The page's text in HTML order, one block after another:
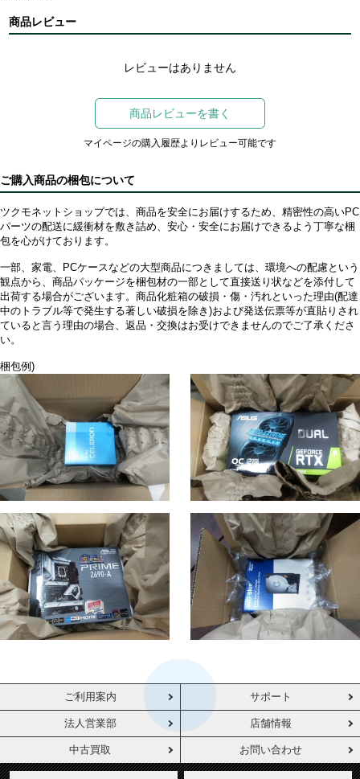
商品レビュー
レビューはありません
商品レビューを書く
マイページの購入履歴よりレビュー可能です
ご購入商品の梱包について
ツクモネットショップでは、商品を安全にお届けするため、精密性の高いPC
パーツの配送に緩衝材を敷き詰め、安心・安全にお届けできるよう丁寧な梱
包を心がけております。
一部、家電、PCケースなどの大型商品につきましては、環境への配慮という
観点から、商品パッケージを梱包材の一部として直接送り状などを添付して
出荷する場合がございます。商品化粧箱の破損・傷・汚れといった理由(配達
中のトラブル等で発生する著しい破損を除き)および発送伝票等が直貼りされ
ていると言う理由の場合、返品・交換はお受けできませんのでご了承くださ
い。
梱包例)
ご利用案内 サポート
法人営業部 店舗情報
中古買取 お問い合わせ